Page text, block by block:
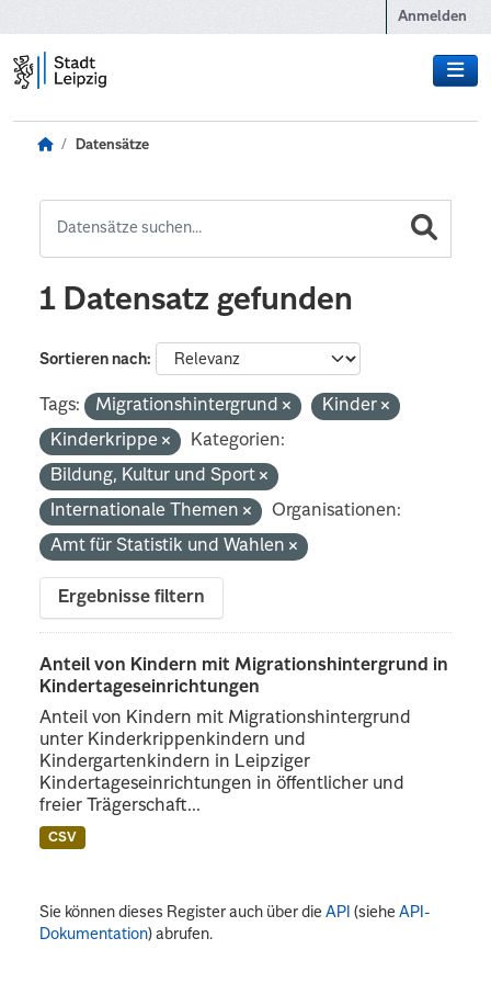
Anmelden
Datensätze
1 Datensatz gefunden
Sortieren nach
Tags: Migrationshintergrund
Kinder
Kinderkrippe
Kategorien:
Bildung, Kultur und Sport
Internationale Themen
Organisationen:
Amt für Statistik und Wahlen
Ergebnisse filtern
Anteil von Kindern mit Migrationshintergrund in
Kindertageseinrichtungen
Anteil von Kindern mit Migrationshintergrund
unter Kinderkrippenkindern und
Kindergartenkindern in Leipziger
Kindertageseinrichtungen in öffentlicher und
freier Trägerschaft...
CSV
Sie können dieses Register auch über dieAPI (sieheAPI-
Dokumentation) abrufen.